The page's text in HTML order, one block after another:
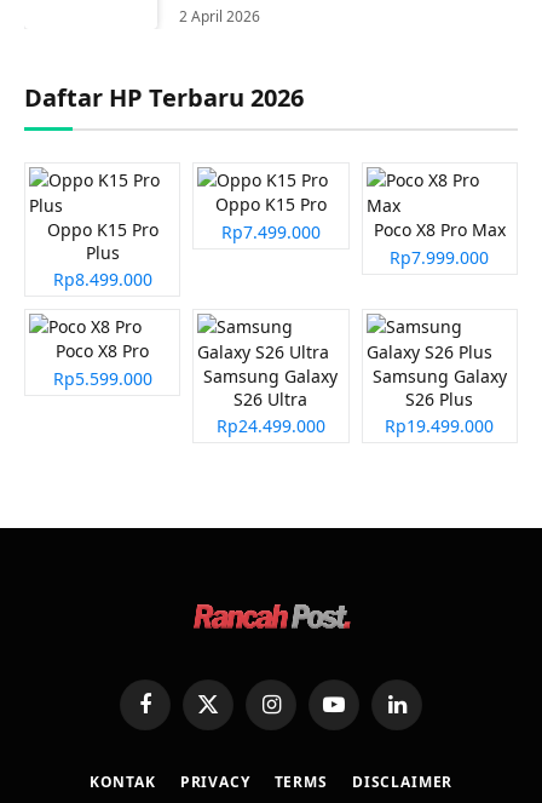
2 April 2026
Daftar HP Terbaru 2026
Oppo K15 Pro
Plus
Rp8.499.000
Oppo K15 Pro
Rp7.499.000
Poco X8 Pro Max
Rp7.999.000
Poco X8 Pro
Rp5.599.000
Samsung Galaxy
S26 Ultra
Rp24.499.000
Samsung Galaxy
S26 Plus
Rp19.499.000
FacebookX
(Twitter)
InstagramYouTubeLinkedIn
KONTAK PRIVACY TERMS DISCLAIMER